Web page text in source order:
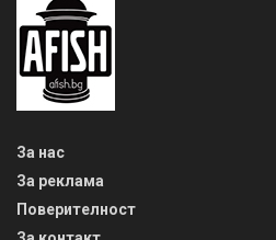
За нас
За реклама
Поверителност